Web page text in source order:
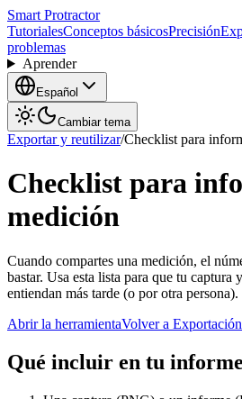
Smart Protractor
TutorialesConceptos básicosPrecisión
problemas
Aprender
Español
Cambiar tema
Exportar y reutilizar/Checklist para
Checklist para
medición
Cuando compartes una medición, el
bastar. Usa esta lista para que tu captura
entiendan más tarde (o por otra persona).
Abrir la herramientaVolver a Exportación
Qué incluir en tu informe